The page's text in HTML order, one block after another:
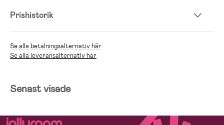
Prishistorik
Se alla betalningsalternativ här
Se alla leveransalternativ här
Senast visade